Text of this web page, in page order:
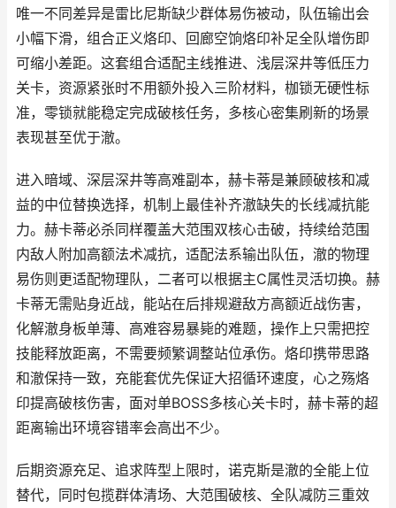
唯一不同差异是雷比尼斯缺少群体易伤被动，队伍输出会
小幅下滑，组合正义烙印、回廊空饷烙印补足全队增伤即
可缩小差距。这套组合适配主线推进、浅层深井等低压力
关卡，资源紧张时不用额外投入三阶材料，枷锁无硬性标
准，零锁就能稳定完成破核任务，多核心密集刷新的场景
表现甚至优于澈。
进入暗域、深层深井等高难副本，赫卡蒂是兼顾破核和减
益的中位替换选择，机制上最佳补齐澈缺失的长线减抗能
力。赫卡蒂必杀同样覆盖大范围双核心击破，持续给范围
内敌人附加高额法术减抗，适配法系输出队伍，澈的物理
易伤则更适配物理队，二者可以根据主C属性灵活切换。赫
卡蒂无需贴身近战，能站在后排规避敌方高额近战伤害，
化解澈身板单薄、高难容易暴毙的难题，操作上只需把控
技能释放距离，不需要频繁调整站位承伤。烙印携带思路
和澈保持一致，充能套优先保证大招循环速度，心之殇烙
印提高破核伤害，面对单BOSS多核心关卡时，赫卡蒂的超
距离输出环境容错率会高出不少。
后期资源充足、追求阵型上限时，诺克斯是澈的全能上位
替代，同时包揽群体清场、大范围破核、全队减防三重效